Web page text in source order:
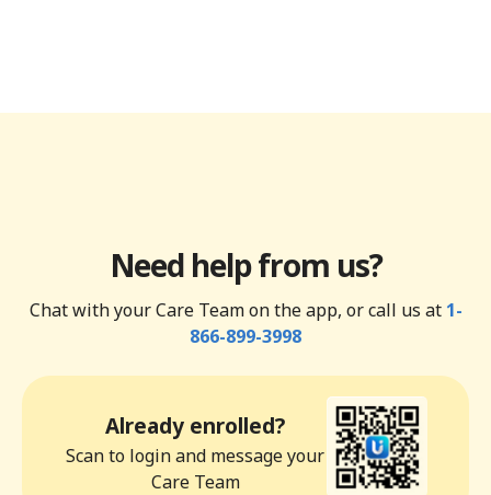
Need help from us?
Chat with your Care Team on the app, or call us at 1-
866-899-3998
Already enrolled?
Scan to login and message your
Care Team